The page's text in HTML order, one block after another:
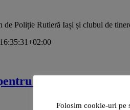
Poliție Rutieră Iași și clubul de
un zambet”
Folosim cookie-uri pe